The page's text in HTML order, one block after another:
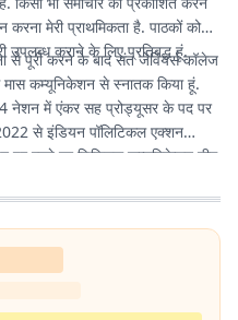
मेरी प्राथमिकता है. पाठकों को
उपलब्ध कराने के लिए प्रतिबद्ध हूं.
से पूरी करने के बाद संत जेवियर्स कॉलेज
कम्यूनिकेशन से स्नातक किया हूं.
नेशन में एंकर सह प्रोड्यूसर के पद पर
से इंडियन पॉलिटिकल एक्शन
पर रहते हुए डिजिटल कम्यूनिकेशन टीम
खबर में कंटेंट राइटर के पद पर हूं इसके
सूचनाएँ, खबर और अपडेट देने का कार्य